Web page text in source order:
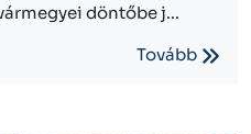
döntőbe j...
Tovább